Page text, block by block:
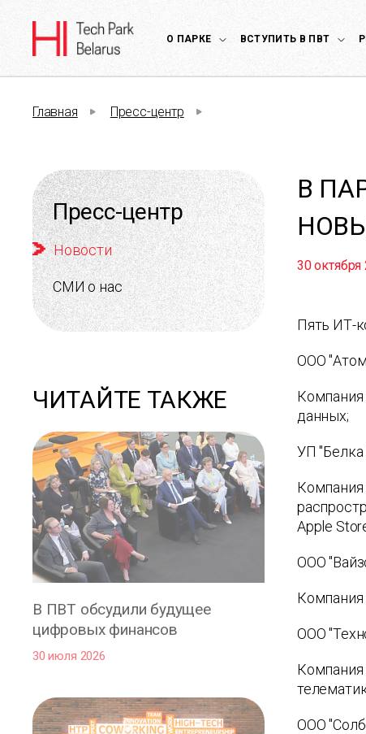
О ПАРКЕ ВСТУПИТЬ В ПВТ
Главная Пресс-центр
Пресс-центр
Новости
СМИ о нас
ЧИТАЙТЕ ТАКЖЕ
В ПВТ обсудили будущее
цифровых финансов
30 июля 2026
В
30 октября
Пять ИТ-
ООО
Компания
данных;
УП "Белка
Компания
Apple
ООО
Компания
ООО
Компания
ООО